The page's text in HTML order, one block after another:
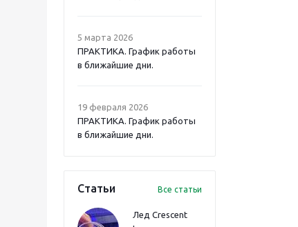
5 марта 2026
ПРАКТИКА. График работы
в ближайшие дни.
19 февраля 2026
ПРАКТИКА. График работы
в ближайшие дни.
Статьи Все статьи
Лед Crescent